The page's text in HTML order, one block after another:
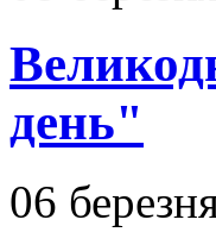
день"
06